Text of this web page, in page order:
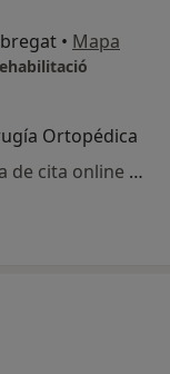
• Mapa
Ortopédica
Este especialista no ofrece reserva de cita online en esta dirección.